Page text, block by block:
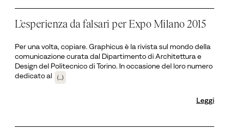
L’esperienza da falsari per Expo Milano 2015
Per una volta, copiare. Graphicus è la rivista sul mondo della
comunicazione curata dal Dipartimento di Architettura e
Design del Politecnico di Torino. In occasione del loro numero
dedicato al
(...)
Leggi